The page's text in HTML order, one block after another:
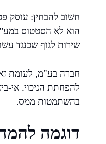
חשוב להבחין: עוסק
הוא לא הסטטוס
שירות לגוף שכנגד
חברה בע"מ, לעומת
להפחתת הניכוי. אי-
בהשתמטות ממס.
דוגמה